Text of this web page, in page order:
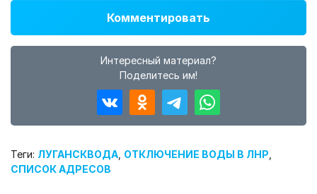
Комментировать
Интересный материал?
Поделитесь им!
Теги: ЛУГАНСКВОДА, ОТКЛЮЧЕНИЕ ВОДЫ В ЛНР,
СПИСОК АДРЕСОВ